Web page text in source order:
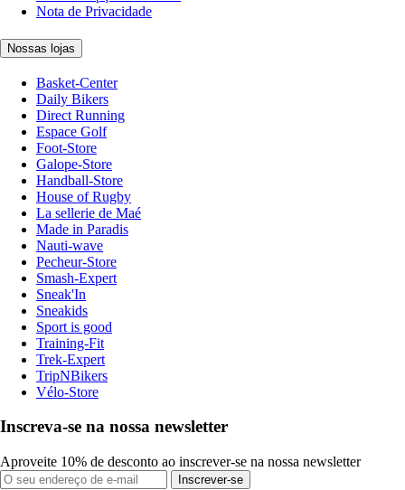
Nota de Privacidade
Nossas lojas
Basket-Center
Daily Bikers
Direct Running
Espace Golf
Foot-Store
Galope-Store
Handball-Store
House of Rugby
La sellerie de Maé
Made in Paradis
Nauti-wave
Pecheur-Store
Smash-Expert
Sneak'In
Sneakids
Sport is good
Training-Fit
Trek-Expert
TripNBikers
Vélo-Store
Inscreva-se na nossa newsletter
Aproveite 10% de desconto ao inscrever-se na nossa newsletter
Inscrever-se